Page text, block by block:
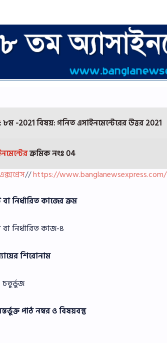
: ৮ম -2021 বিষয়: গনিতএসাইনমেন্টেরের উত্তর2021
ক্রমিক নংঃ 04
//https://www.banglanewsexpress.com/
নির্ধারিত কাজের ক্রম
নির্ধারিত কাজ-৪
শিরােনাম
চতুর্ভুজ
পাঠ নম্বর ও বিষয়বস্তু